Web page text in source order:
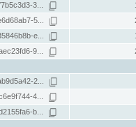
3...
5...
e...
9...
2...
4...
b...